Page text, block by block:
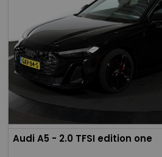
Audi A5 - 2.0 TFSI edition one